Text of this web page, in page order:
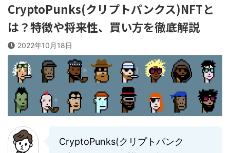
CryptoPunks(クリプトパンクス)NFTと
は？特徴や将来性、買い方を徹底解説
2022年10月18日
CryptoPunks(クリプトパンク